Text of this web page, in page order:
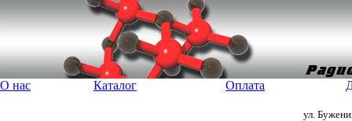
О нас Каталог Оплата
ул.